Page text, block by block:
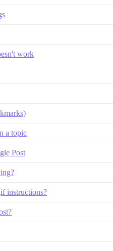
work
a topic
Post
instructions?